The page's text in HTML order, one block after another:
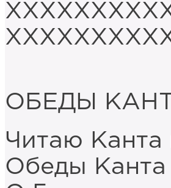
ОБЕДЫ
Читаю Канта
Обеды